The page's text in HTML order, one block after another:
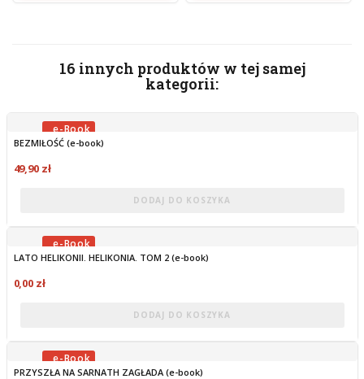
16 innych produktów w tej samej
kategorii:
OBECNIE BRAK NA STANIE
BEZMIŁOŚĆ (e-book)
49,90 zł
DODAJ DO KOSZYKA
OBECNIE BRAK NA STANIE
LATO HELIKONII. HELIKONIA. TOM 2 (e-book)
0,00 zł
DODAJ DO KOSZYKA
OBECNIE BRAK NA STANIE
PRZYSZŁA NA SARNATH ZAGŁADA (e-book)